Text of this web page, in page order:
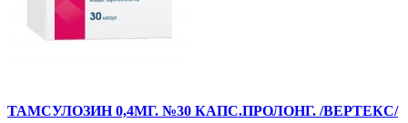
ТАМСУЛОЗИН 0,4МГ. №30 КАПС.ПРОЛОНГ. /ВЕРТЕКС/